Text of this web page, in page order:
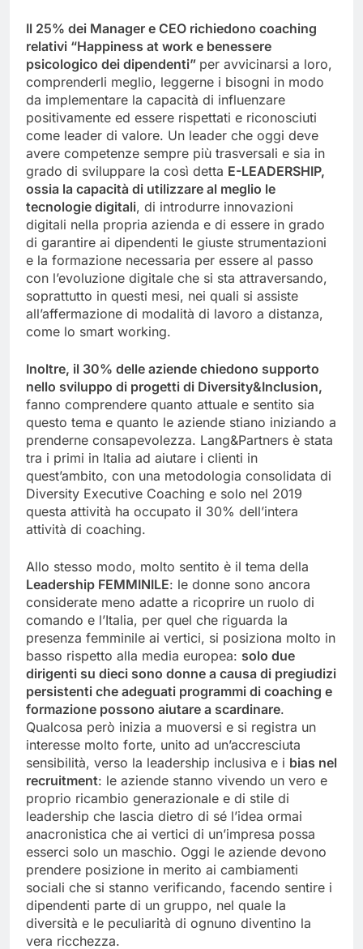
Il 25% dei Manager e CEO richiedono coaching
relativi “Happiness at work e benessere
psicologico dei dipendenti” per avvicinarsi a loro,
comprenderli meglio, leggerne i bisogni in modo
da implementare la capacità di influenzare
positivamente ed essere rispettati e riconosciuti
come leader di valore. Un leader che oggi deve
avere competenze sempre più trasversali e sia in
grado di sviluppare la così detta E-LEADERSHIP,
ossia la capacità di utilizzare al meglio le
tecnologie digitali, di introdurre innovazioni
digitali nella propria azienda e di essere in grado
di garantire ai dipendenti le giuste strumentazioni
e la formazione necessaria per essere al passo
con l’evoluzione digitale che si sta attraversando,
soprattutto in questi mesi, nei quali si assiste
all’affermazione di modalità di lavoro a distanza,
come lo smart working.
Inoltre, il 30% delle aziende chiedono supporto
nello sviluppo di progetti di Diversity&Inclusion,
fanno comprendere quanto attuale e sentito sia
questo tema e quanto le aziende stiano iniziando a
prenderne consapevolezza. Lang&Partners è stata
tra i primi in Italia ad aiutare i clienti in
quest’ambito, con una metodologia consolidata di
Diversity Executive Coaching e solo nel 2019
questa attività ha occupato il 30% dell’intera
attività di coaching.
Allo stesso modo, molto sentito è il tema della
Leadership FEMMINILE: le donne sono ancora
considerate meno adatte a ricoprire un ruolo di
comando e l’Italia, per quel che riguarda la
presenza femminile ai vertici, si posiziona molto in
basso rispetto alla media europea: solo due
dirigenti su dieci sono donne a causa di pregiudizi
persistenti che adeguati programmi di coaching e
formazione possono aiutare a scardinare.
Qualcosa però inizia a muoversi e si registra un
interesse molto forte, unito ad un’accresciuta
sensibilità, verso la leadership inclusiva e i bias nel
recruitment: le aziende stanno vivendo un vero e
proprio ricambio generazionale e di stile di
leadership che lascia dietro di sé l’idea ormai
anacronistica che ai vertici di un’impresa possa
esserci solo un maschio. Oggi le aziende devono
prendere posizione in merito ai cambiamenti
sociali che si stanno verificando, facendo sentire i
dipendenti parte di un gruppo, nel quale la
diversità e le peculiarità di ognuno diventino la
vera ricchezza.